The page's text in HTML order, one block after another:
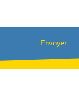
Envoyer